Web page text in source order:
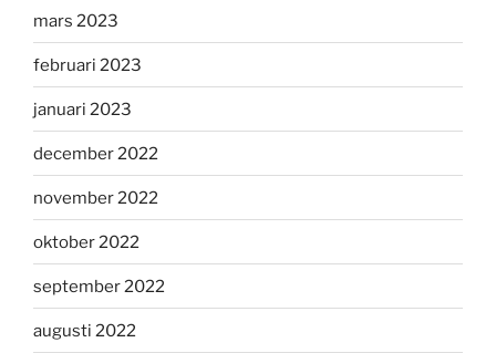
mars 2023
februari 2023
januari 2023
december 2022
november 2022
oktober 2022
september 2022
augusti 2022